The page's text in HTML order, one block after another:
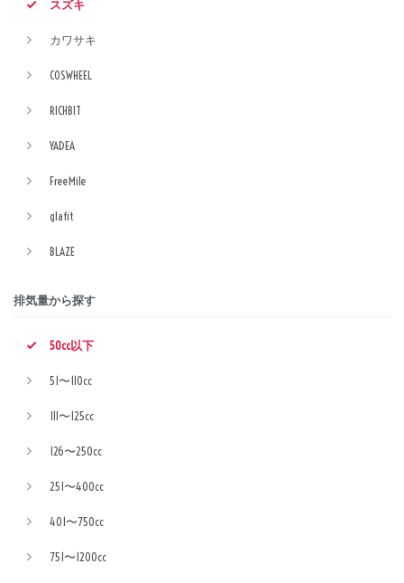
スズキ
カワサキ
COSWHEEL
RICHBIT
YADEA
FreeMile
glafit
BLAZE
排気量から探す
50cc以下
51〜110cc
111〜125cc
126〜250cc
251〜400cc
401〜750cc
751〜1200cc